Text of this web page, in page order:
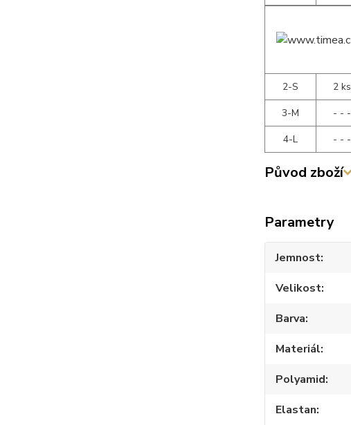
2-S
2 ks
3-M
- - -
4-L
- - -
Původ zboží
Parametry
Jemnost
Velikost
Barva
Materiál
Polyamid
Elastan